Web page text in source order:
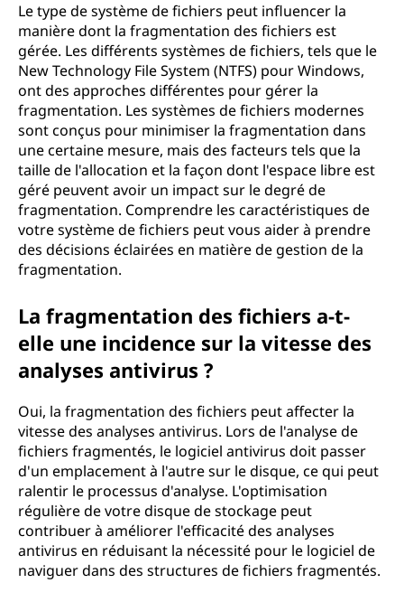
Le type de système de fichiers peut influencer la
manière dont la fragmentation des fichiers est
gérée. Les différents systèmes de fichiers, tels que le
New Technology File System (NTFS) pour Windows,
ont des approches différentes pour gérer la
fragmentation. Les systèmes de fichiers modernes
sont conçus pour minimiser la fragmentation dans
une certaine mesure, mais des facteurs tels que la
taille de l'allocation et la façon dont l'espace libre est
géré peuvent avoir un impact sur le degré de
fragmentation. Comprendre les caractéristiques de
votre système de fichiers peut vous aider à prendre
des décisions éclairées en matière de gestion de la
fragmentation.
La fragmentation des fichiers a-t-
elle une incidence sur la vitesse des
analyses antivirus ?
Oui, la fragmentation des fichiers peut affecter la
vitesse des analyses antivirus. Lors de l'analyse de
fichiers fragmentés, le logiciel antivirus doit passer
d'un emplacement à l'autre sur le disque, ce qui peut
ralentir le processus d'analyse. L'optimisation
régulière de votre disque de stockage peut
contribuer à améliorer l'efficacité des analyses
antivirus en réduisant la nécessité pour le logiciel de
naviguer dans des structures de fichiers fragmentés.